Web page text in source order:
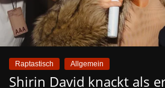
Raptastisch Allgemein
Shirin David knackt als